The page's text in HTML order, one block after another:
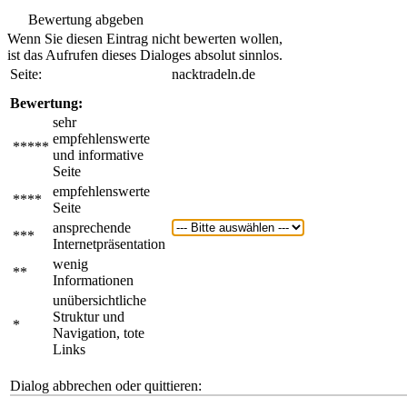
Bewertung abgeben
Wenn Sie diesen Eintrag nicht bewerten wollen,
ist das Aufrufen dieses Dialoges absolut sinnlos.
Seite:
nacktradeln.de
Bewertung:
*****
sehr
empfehlenswerte
und informative
Seite
****
empfehlenswerte
Seite
***
ansprechende
Internetpräsentation
**
wenig
Informationen
*
unübersichtliche
Struktur und
Navigation, tote
Links
Dialog abbrechen oder quittieren: